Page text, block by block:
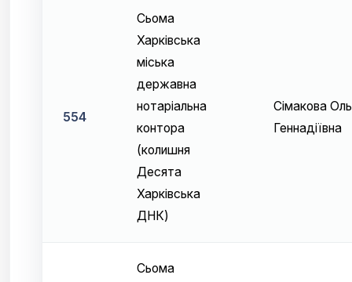
554
Сьома
Харківська
міська
державна
нотаріальна
контора
(колишня
Десята
Харківська
ДНК)
Сімакова
Геннадіївна
Сьома